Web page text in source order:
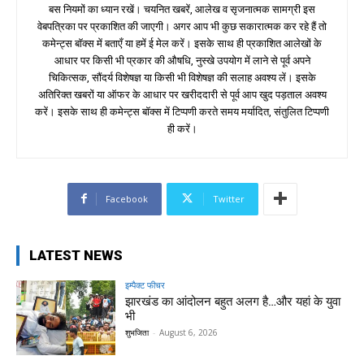
बस नियमों का ध्यान रखें। चयनित खबरें, आलेख व सृजनात्मक सामग्री इस
वेबपत्रिका पर प्रकाशित की जाएगी। अगर आप भी कुछ सकारात्मक कर रहे हैं तो
कमेन्ट्स बॉक्स में बताएँ या हमें ई मेल करें। इसके साथ ही प्रकाशित आलेखों के
आधार पर किसी भी प्रकार की औषधि, नुस्खे उपयोग में लाने से पूर्व अपने
चिकित्सक, सौंदर्य विशेषज्ञ या किसी भी विशेषज्ञ की सलाह अवश्य लें। इसके
अतिरिक्त खबरों या ऑफर के आधार पर खरीददारी से पूर्व आप खुद पड़ताल अवश्य
करें। इसके साथ ही कमेन्ट्स बॉक्स में टिप्पणी करते समय मर्यादित, संतुलित टिप्पणी
ही करें।
Facebook Twitter
LATEST NEWS
इम्पैक्ट फीचर
झारखंड का आंदोलन बहुत अलग है…और यहां के युवा
भी
शुभजिता - August 6, 2026